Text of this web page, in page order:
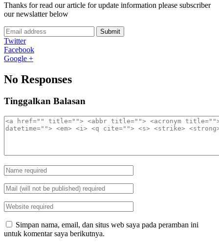
Thanks for read our article for update information please subscriber
our newslatter below
Submit
Twitter
Facebook
Google +
No Responses
Tinggalkan Balasan
Simpan nama, email, dan situs web saya pada peramban ini
untuk komentar saya berikutnya.